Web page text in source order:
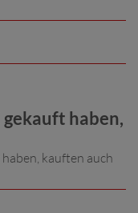
haben,
kauften auch